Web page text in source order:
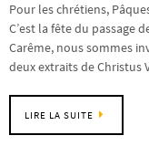
Pour les chrétiens,
C’est la fête du passage
Carême, nous sommes
deux extraits de
LIRE LA SUITE